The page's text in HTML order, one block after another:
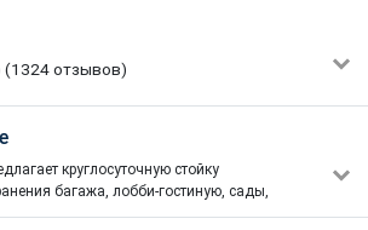
моря в туристической зоне Протарас.
условия, включающие
в 63 км от международного аэропорта
условия, включая различные
залы, места проведения мероприятий,
центр.
(1324отзывов)
Очень достойный вариант в
Мы жили в аннексе в номере с
Наш номер был чистым,
круглосуточную стойку
багажа, лобби-гостиную, сады,